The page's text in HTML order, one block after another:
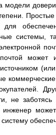
модели
системы,
может
не